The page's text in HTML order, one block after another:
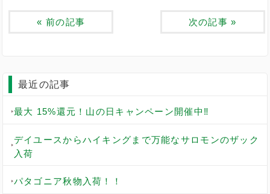
« 前の記事 次の記事 »
最近の記事
最大 15%還元！山の日キャンペーン開催中‼️
デイユースからハイキングまで万能なサロモンのザック
入荷
パタゴニア秋物入荷！！